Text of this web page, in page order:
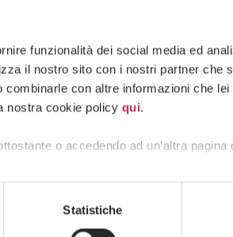
funzionalità dei social media ed
il nostro sito con i nostri partner che
con altre informazioni che
nostra cookie policy qui.
o accedendo ad un’altra
Statistiche